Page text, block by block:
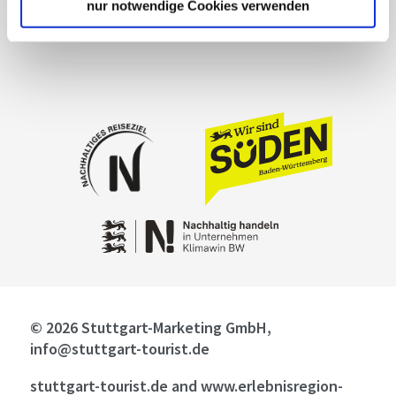
nur notwendige Cookies verwenden
Masthead
© 2026 Stuttgart-Marketing GmbH,
info@stuttgart-tourist.de
stuttgart-tourist.de and www.erlebnisregion-